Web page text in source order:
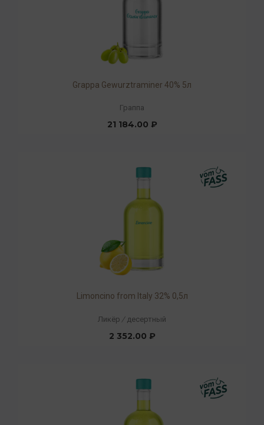
Grappa Gewurztraminer 40% 5л
Граппа
21 184.00 ₽
Limoncino from Italy 32% 0,5л
Ликёр / десертный
2 352.00 ₽